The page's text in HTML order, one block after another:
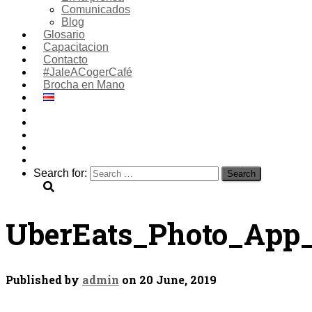
Comunicados
Blog
Glosario
Capacitacion
Contacto
#JaleACogerCafé
Brocha en Mano
Search for:
Published by admin on 20 June, 2019